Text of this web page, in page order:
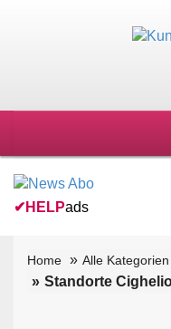
✔ HELPads
Home Alle Kategorien
Standorte